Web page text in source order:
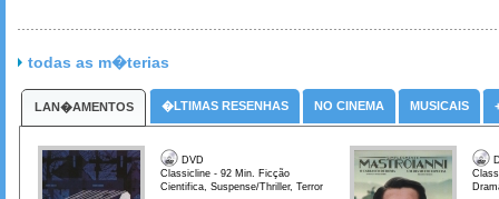
todas as m�terias
LAN�AMENTOS �LTIMAS RESENHAS NO CINEMA MUSICAIS
DVD
Classicline - 92 Min. Ficção
Cientifica, Suspense/Thriller, Terror